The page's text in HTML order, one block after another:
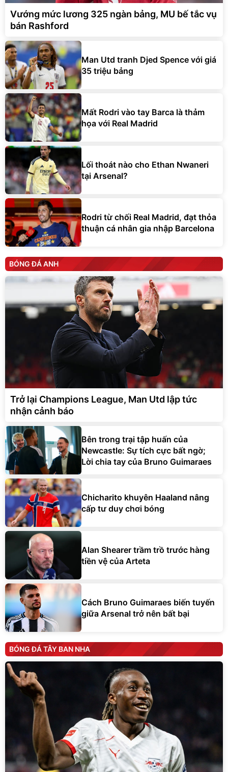
Vướng mức lương 325 ngàn bảng, MU bế tắc vụ
bán Rashford
Man Utd tranh Djed Spence với giá
35 triệu bảng
Mất Rodri vào tay Barca là thảm
họa với Real Madrid
Lối thoát nào cho Ethan Nwaneri
tại Arsenal?
Rodri từ chối Real Madrid, đạt thỏa
thuận cá nhân gia nhập Barcelona
BÓNG ĐÁ ANH
Trở lại Champions League, Man Utd lập tức
nhận cảnh báo
Bên trong trại tập huấn của
Newcastle: Sự tích cực bất ngờ;
Lời chia tay của Bruno Guimaraes
Chicharito khuyên Haaland nâng
cấp tư duy chơi bóng
Alan Shearer trầm trồ trước hàng
tiền vệ của Arteta
Cách Bruno Guimaraes biến tuyến
giữa Arsenal trở nên bất bại
BÓNG ĐÁ TÂY BAN NHA